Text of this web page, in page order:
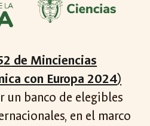
2 de Minciencias
con Europa 2024)
un banco de elegibles
en el marco